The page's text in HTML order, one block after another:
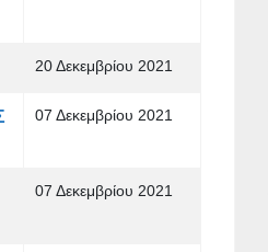
20 Δεκεμβρίου 2021
07 Δεκεμβρίου 2021
07 Δεκεμβρίου 2021